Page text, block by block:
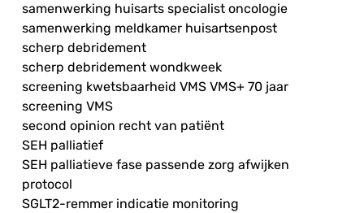
samenwerking huisarts specialist oncologie
samenwerking meldkamer huisartsenpost
scherp debridement
scherp debridement wondkweek
screening kwetsbaarheid VMS VMS+ 70 jaar
screening VMS
second opinion recht van patiënt
SEH palliatief
SEH palliatieve fase passende zorg afwijken
protocol
SGLT2-remmer indicatie monitoring